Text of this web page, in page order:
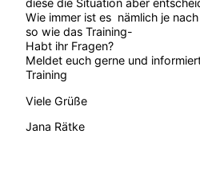
diese die Situation aber
Wie immer ist es nämlich je
so wie das Training-
Habt ihr Fragen?
Meldet euch gerne und
Training
Viele Grüße
Jana Rätke